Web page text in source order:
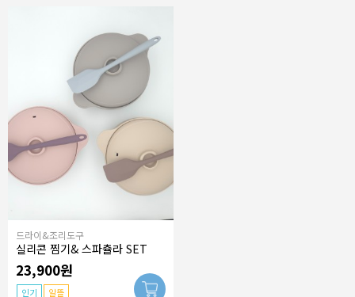
드라이&조리도구
실리콘 찜기& 스파츌라 SET
23,900원
인기 알뜰